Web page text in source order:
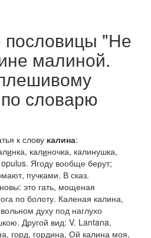
пословицы "Не
малиной.
словарю
к слову калина:
инка, калиночка, калинушка,
Ягоду вообще берут;
пучками. В сказ.
это гать, мощеная
по болоту. Каленая калина,
духу под наглухо
Другой вид: V. Lantana,
горд, гордина. Ой калина моя,